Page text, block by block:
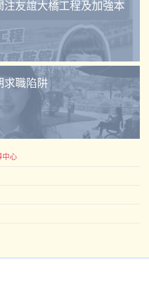
注友誼大橋工程及加強本
求職陷阱
中心